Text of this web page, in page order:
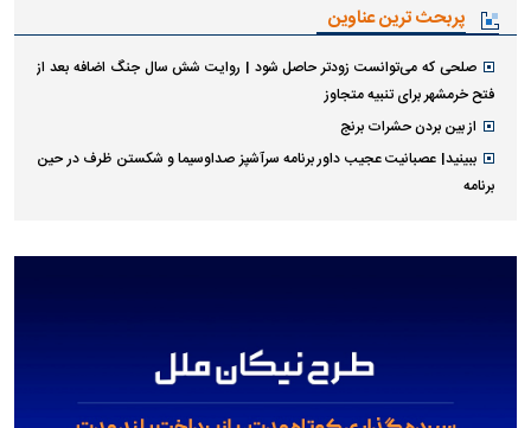
پربحث ترین عناوین
صلحی که می‌توانست زودتر حاصل شود | روایت شش سال جنگ اضافه بعد از
فتح خرمشهر برای تنبیه متجاوز
از بین بردن حشرات برنج
ببینید| عصبانیت عجیب داور برنامه سرآشپز صداوسیما و شکستن ظرف در حین
برنامه